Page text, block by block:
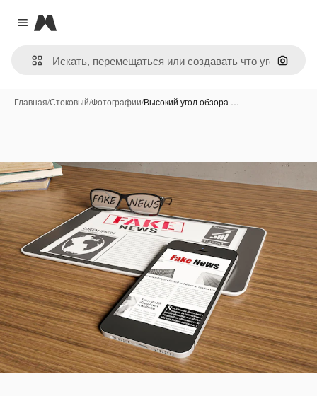
Close menu
Magnific
Поиск
Главная/Стоковый/Фотографии/Высокий угол обзора …